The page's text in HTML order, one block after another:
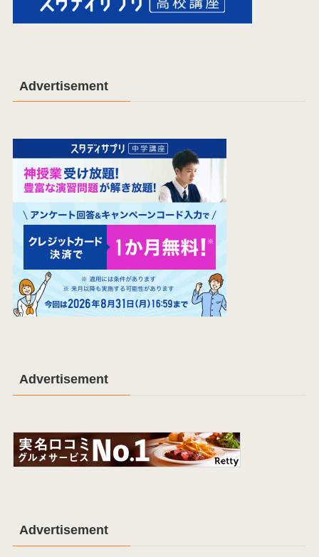
Advertisement
Advertisement
Advertisement